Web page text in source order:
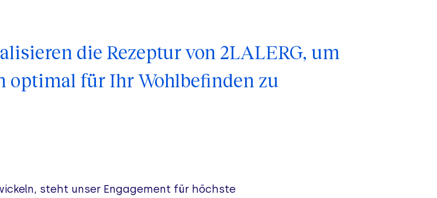
die Rezeptur von 2LALERG, um
optimal für Ihr Wohlbefinden zu
steht unser Engagement für höchste